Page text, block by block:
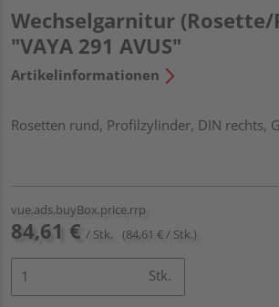
Wechselgarnitur
"VAYA 291 AVUS"
Artikelinformationen
Rosetten rund, Profilzylinder, DIN rechts,
vue.ads.buyBox.price.rrp
84,61 € / Stk. (84,61 € / Stk.)
Stk.